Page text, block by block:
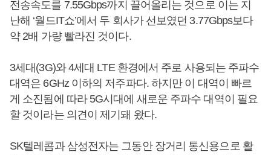
전송속도를 7.55Gbps까지 끌어올리는 것으로 이는 지
난해 ‘월드IT쇼’에서 두 회사가 선보였던 3.77Gbps보다
약 2배 가량 빨라진 것이다.
3세대(3G)와 4세대 LTE 환경에서 주로 사용되는 주파수
대역은 6GHz 이하의 저주파다. 하지만 이 대역이 빠르
게 소진됨에 따라 5G시대에 새로운 주파수 대역이 필요
할 것이라는 의견이 제기돼 왔다.
SK텔레콤과 삼성전자는 그동안 장거리 통신용으로 활